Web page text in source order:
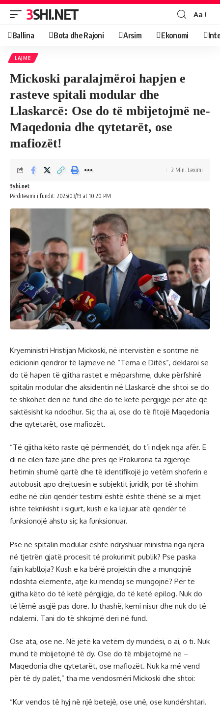
3SHI.NET Aa
Ballina Bota dhe Rajoni Arsim Ekonomi
LAJME
Mickoski paralajmëroi hapjen e
rasteve spitali modular dhe
Llaskarcë: Ose do të mbijetojmë ne-
Maqedonia dhe qytetarët, ose
mafiozët!
Përditësimi i fundit: 2025/03/19 at 10:20 PM
3shi.net
2 Min. Leximi
Kryeministri Hristijan Mickoski, në intervistën e sontme në
edicionin qendror të lajmeve në “Tema e Ditës”, deklaroi se
do të hapen të gjitha rastet e mëparshme, duke përfshirë
spitalin modular dhe aksidentin në Llaskarcë dhe shtoi se do
të shkohet deri në fund dhe do të ketë përgjigje për atë që
saktësisht ka ndodhur. Siç tha ai, ose do të fitojë Maqedonia
dhe qytetarët, ose mafiozët.
“Të gjitha këto raste që përmendët, do t’i ndjek nga afër. E
di në cilën fazë janë dhe pres që Prokuroria ta zgjerojë
hetimin shumë qartë dhe të identifikojë jo vetëm shoferin e
autobusit apo drejtuesin e subjektit juridik, por të shohim
edhe në cilin qendër testimi është është thënë se ai mjet
ishte teknikisht i sigurt, kush e ka lejuar atë qendër të
funksionojë ahstu siç ka funksionuar.
Pse në spitalin modular është ndryshuar ministria nga njëra
në tjetrën gjatë procesit të prokurimit publik? Pse paska
fajin kablloja? Kush e ka bërë projektin dhe a mungojnë
ndoshta elemente, atje ku mendoj se mungojnë? Për të
gjitha këto do të ketë përgjigje, do të ketë epilog. Nuk do
të lëmë asgjë pas dore. Ju thashë, kemi nisur dhe nuk do të
ndalemi. Tani do të shkojmë deri në fund.
Ose ata, ose ne. Në jetë ka vetëm dy mundësi, o ai, o ti. Nuk
mund të mbijetojnë të dy. Ose do të mbijetojmë ne –
Maqedonia dhe qytetarët, ose mafiozët. Nuk ka më vend
për të dy palët,” tha me vendosmëri Mickoski dhe shtoi:
“Kur vendos të hyj në një betejë, ose unë, ose kundërshtari.